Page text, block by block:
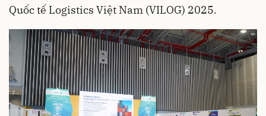
Quốc tế Logistics Việt Nam (VILOG) 2025.